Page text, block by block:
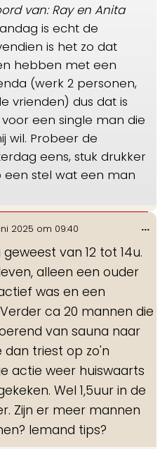
van: Ray en Anita
is echt de
is het zo dat
hebben met een
(werk 2 personen,
vrienden) dus dat is
een single man die
wil. Probeer de
eens, stuk drukker
stel wat een man
2025 om 09:40
van 12 tot 14u.
alleen een ouder
was en een
ca 20 mannen die
van sauna naar
dan triest op zo'n
actie weer huiswaarts
Wel 1,5uur in de
Zijn er meer mannen
Iemand tips?
...